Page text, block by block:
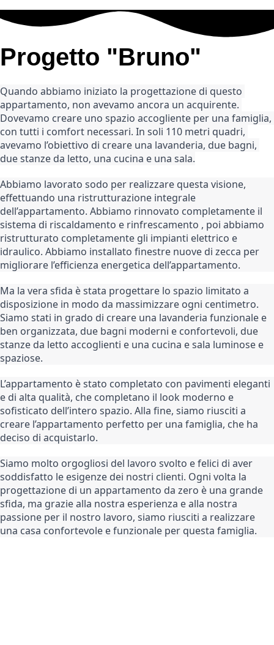
Progetto "Bruno"
Quando abbiamo iniziato la progettazione di questo
appartamento, non avevamo ancora un acquirente.
Dovevamo creare uno spazio accogliente per una famiglia,
con tutti i comfort necessari. In soli 110 metri quadri,
avevamo l’obiettivo di creare una lavanderia, due bagni,
due stanze da letto, una cucina e una sala.
Abbiamo lavorato sodo per realizzare questa visione,
effettuando una ristrutturazione integrale
dell’appartamento. Abbiamo rinnovato completamente il
sistema di riscaldamento e rinfrescamento , poi abbiamo
ristrutturato completamente gli impianti elettrico e
idraulico. Abbiamo installato finestre nuove di zecca per
migliorare l’efficienza energetica dell’appartamento.
Ma la vera sfida è stata progettare lo spazio limitato a
disposizione in modo da massimizzare ogni centimetro.
Siamo stati in grado di creare una lavanderia funzionale e
ben organizzata, due bagni moderni e confortevoli, due
stanze da letto accoglienti e una cucina e sala luminose e
spaziose.
L’appartamento è stato completato con pavimenti eleganti
e di alta qualità, che completano il look moderno e
sofisticato dell’intero spazio. Alla fine, siamo riusciti a
creare l’appartamento perfetto per una famiglia, che ha
deciso di acquistarlo.
Siamo molto orgogliosi del lavoro svolto e felici di aver
soddisfatto le esigenze dei nostri clienti. Ogni volta la
progettazione di un appartamento da zero è una grande
sfida, ma grazie alla nostra esperienza e alla nostra
passione per il nostro lavoro, siamo riusciti a realizzare
una casa confortevole e funzionale per questa famiglia.